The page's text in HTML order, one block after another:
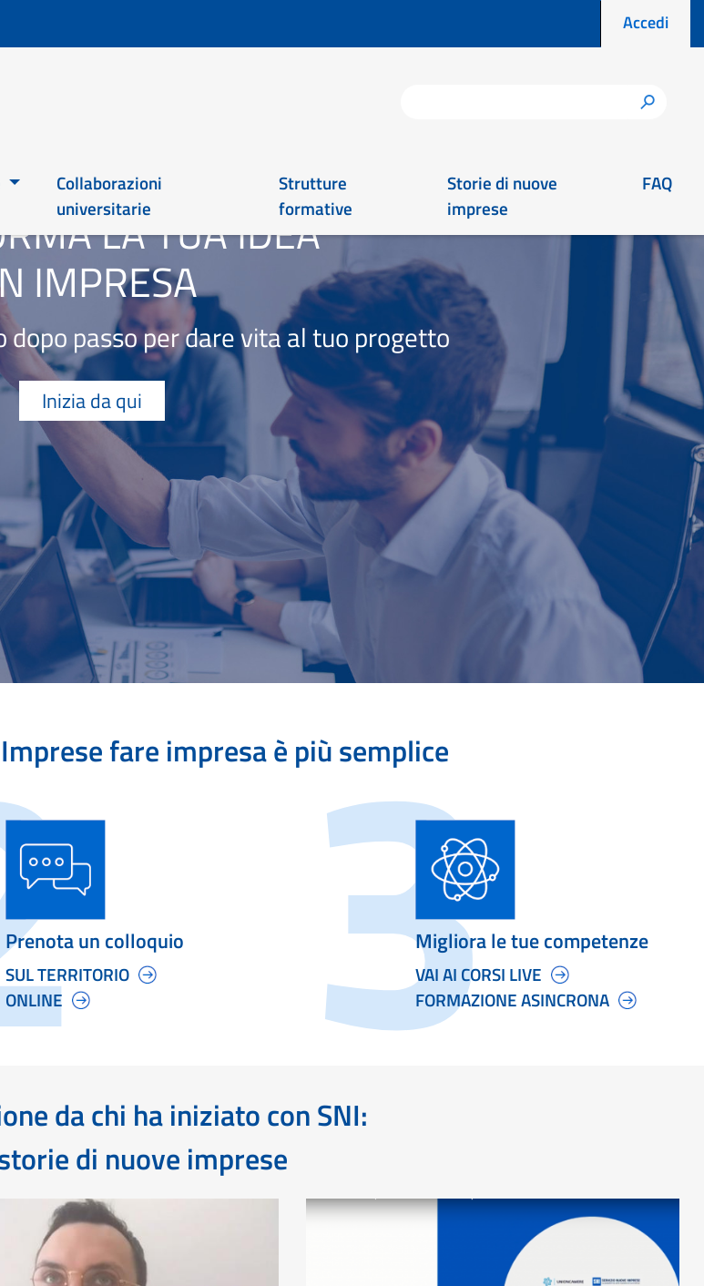
Menu
Accedi
h
Main 2026
Collaborazioni
universitarie
Strutture
formative
Storie di nuove
imprese
FAQ
LA TUA IDEA
IMPRESA
dopo passo per dare vita al tuo progetto
Inizia da qui
fare impresa è più semplice
Prenota un colloquio
SUL TERRITORIO
ONLINE
Migliora le tue competenze
VAI AI CORSI LIVE
FORMAZIONE ASINCRONA
da chi ha iniziato con SNI:
di nuove imprese